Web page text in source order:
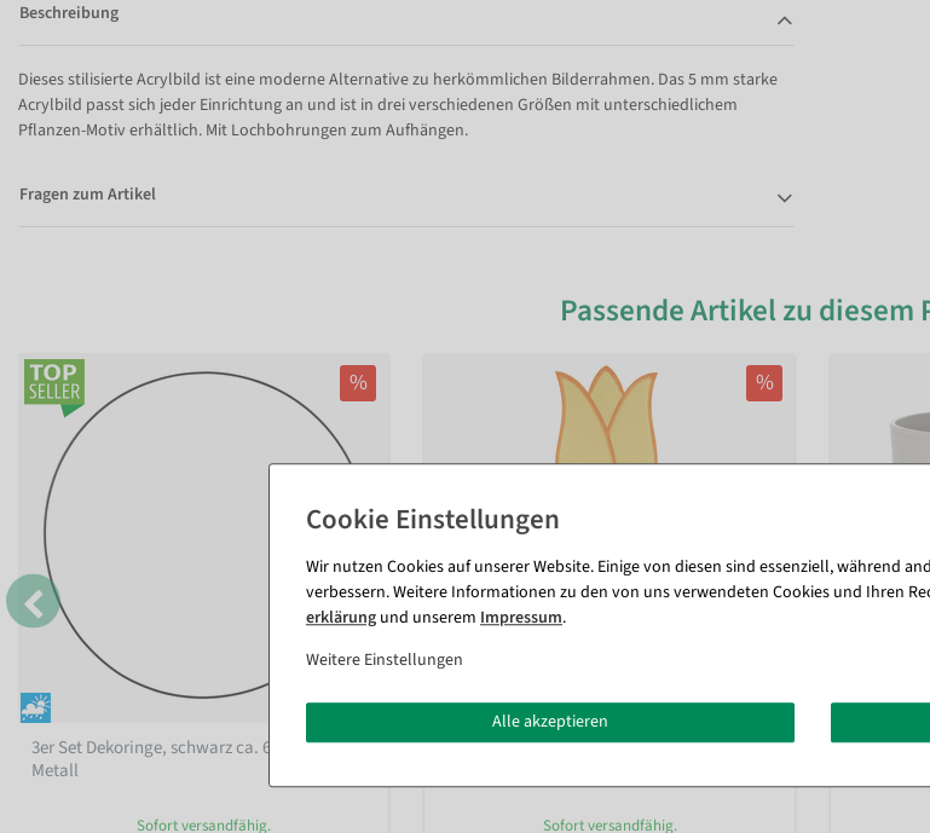
Beschreibung
Dieses stilisierte Acrylbild ist eine moderne Alternative zu herkömmlichen Bilderrahmen. Das 5 mm starke
Acrylbild passt sich jeder Einrichtung an und ist in drei verschiedenen Größen mit unterschiedlichem
Pflanzen-Motiv erhältlich. Mit Lochbohrungen zum Aufhängen.
Fragen zum Artikel
Passende Artikel zu diesem
%
3er Set Dekoringe, schwarz ca. 60 cm Ø,
Metall
Sofort versandfähig.
%
Tulpen-Aufsteller gelb aus Filz 58 cm
Sofort versandfähig.
Kunststoff
Wir nutzen Cookies auf unserer Website. Einige von diesen sind essenziell, während
verbessern. Weitere Informationen zu den von uns verwendeten Cookies und Ihren
erklärung und unserem Impressum.
Weitere Einstellungen
Alle akzeptieren